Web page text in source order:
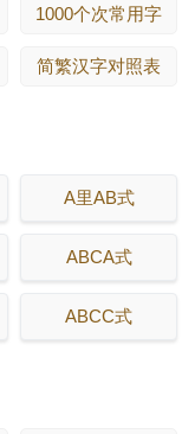
1000个次常用字
简繁汉字对照表
A里AB式
ABCA式
ABCC式